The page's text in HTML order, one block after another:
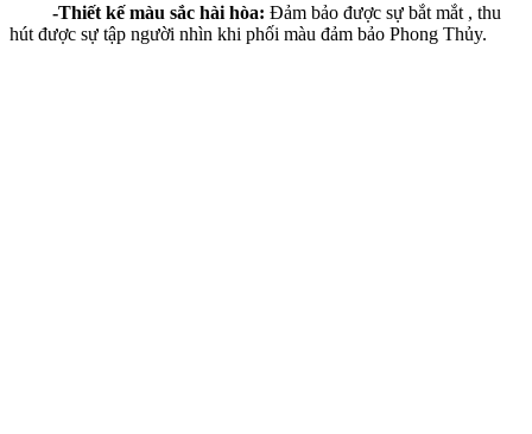
-Thiết kế màu sắc hài hòa: Đảm bảo được sự bắt mắt , thu
hút được sự tập người nhìn khi phối màu đảm bảo Phong Thủy.